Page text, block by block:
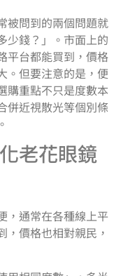
被問到的兩個問題就
少錢？」。市面上的
平台都能買到，價格
。但要注意的是，便
購重點不只是度數本
併近視散光等個別條
老花眼鏡
，通常在各種線上平
，價格也相對親民，